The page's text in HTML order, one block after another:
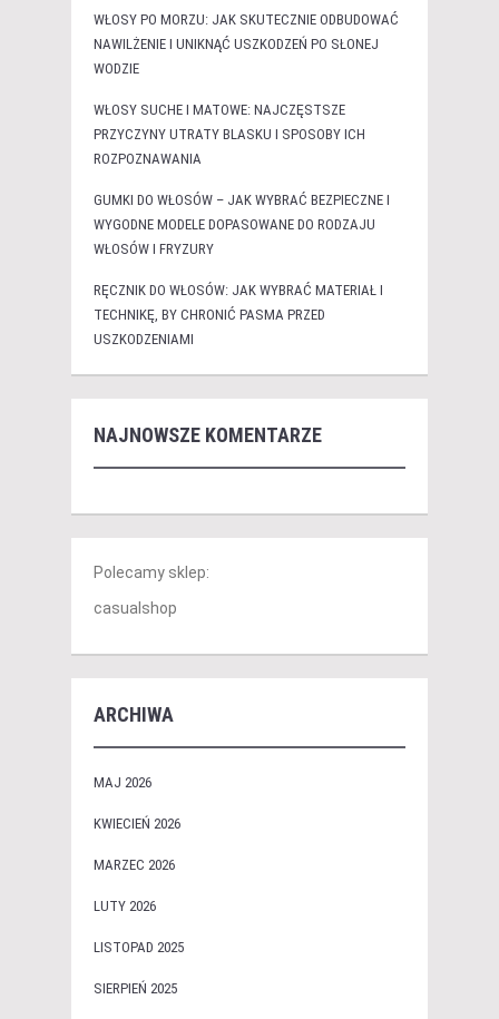
WŁOSY PO MORZU: JAK SKUTECZNIE ODBUDOWAĆ
NAWILŻENIE I UNIKNĄĆ USZKODZEŃ PO SŁONEJ
WODZIE
WŁOSY SUCHE I MATOWE: NAJCZĘSTSZE
PRZYCZYNY UTRATY BLASKU I SPOSOBY ICH
ROZPOZNAWANIA
GUMKI DO WŁOSÓW – JAK WYBRAĆ BEZPIECZNE I
WYGODNE MODELE DOPASOWANE DO RODZAJU
WŁOSÓW I FRYZURY
RĘCZNIK DO WŁOSÓW: JAK WYBRAĆ MATERIAŁ I
TECHNIKĘ, BY CHRONIĆ PASMA PRZED
USZKODZENIAMI
NAJNOWSZE KOMENTARZE
Polecamy sklep:
casualshop
ARCHIWA
MAJ 2026
KWIECIEŃ 2026
MARZEC 2026
LUTY 2026
LISTOPAD 2025
SIERPIEŃ 2025